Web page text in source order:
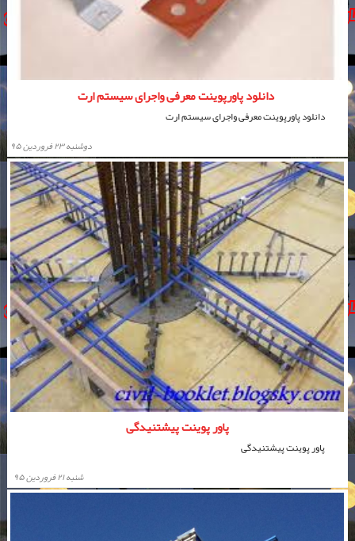
دانلود پاورپوینت معرفی واجرای سیستم ارت
دانلود پاورپوینت معرفی واجرای سیستم ارت
دوشنبه ۲۳ فروردین ۹۵
پاور پوینت پیشتنیدگی
پاور پوینت پیشتنیدگی
شنبه ۲۱ فروردین ۹۵